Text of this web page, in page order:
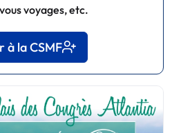
voyages, etc.
à la CSMF